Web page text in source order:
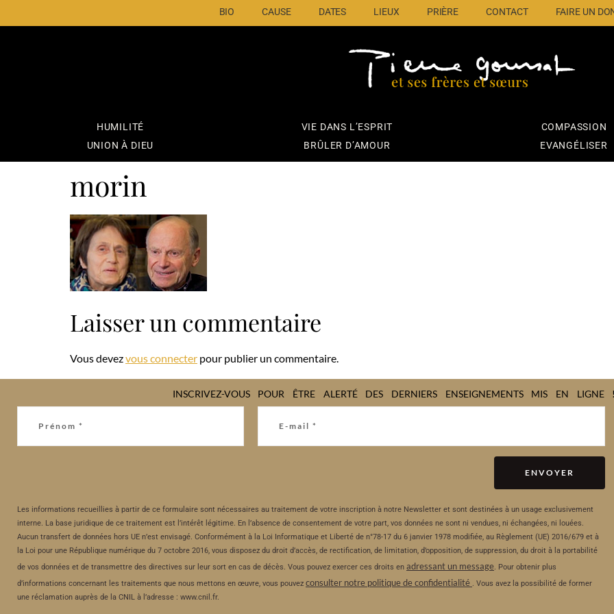
BIO CAUSE DATES LIEUX PRIÈRE CONTACT FAIRE UN
HUMILITÉ VIE DANS L’ESPRIT
COMPASSION
UNION À DIEU
BRÛLER D’AMOUR EVANGÉLISER
morin
Laisser un commentaire
Vous devezvous connecter pour publier un commentaire.
INSCRIVEZ-VOUS POUR ÊTRE ALERTÉ DES DERNIERS ENSEIGNEMENTS MIS EN LIGNE
ENVOYER
Les informations recueillies à partir de ce formulaire sont nécessaires au traitement de votre inscription à notre Newsletter et sont destinées à un usage exclusivement
interne. La base juridique de ce traitement est l’intérêt légitime. En l’absence de consentement de votre part, vos données ne sont ni vendues, ni échangées, ni louées.
Aucun transfert de données hors UE n’est envisagé. Conformément à la Loi Informatique et Liberté de n°78-17 du 6 janvier 1978 modifiée, au Règlement (UE) 2016/679 et à
la Loi pour une République numérique du 7 octobre 2016, vous disposez du droit d’accès, de rectification, de limitation, d’opposition, de suppression, du droit à la portabilité
de vos données et de transmettre des directives sur leur sort en cas de décès. Vous pouvez exercer ces droits en adressant un message. Pour obtenir plus
d’informations concernant les traitements que nous mettons en œuvre, vous pouvez consulter notre politique de confidentialité . Vous avez la possibilité de former
une réclamation auprès de la CNIL à l’adresse : www.cnil.fr.